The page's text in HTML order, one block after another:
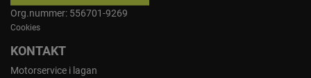
Org.nummer: 556701-9269
Cookies
KONTAKT
Motorservice i lagan